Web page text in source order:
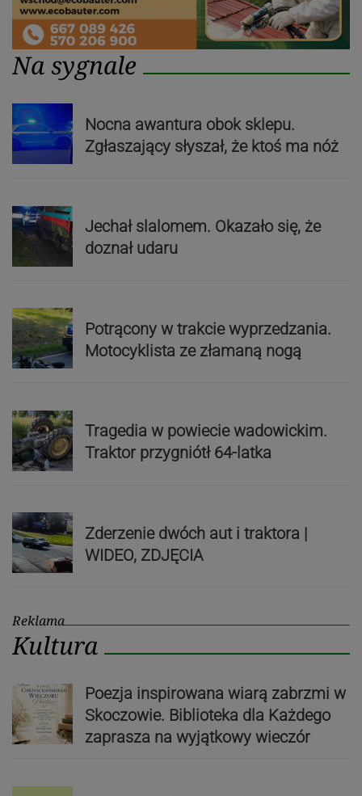
Na sygnale
Nocna awantura obok sklepu.
Zgłaszający słyszał, że ktoś ma nóż
Jechał slalomem. Okazało się, że
doznał udaru
Potrącony w trakcie wyprzedzania.
Motocyklista ze złamaną nogą
Tragedia w powiecie wadowickim.
Traktor przygniótł 64-latka
Zderzenie dwóch aut i traktora |
WIDEO, ZDJĘCIA
Reklama
Kultura
Poezja inspirowana wiarą zabrzmi w
Skoczowie. Biblioteka dla Każdego
zaprasza na wyjątkowy wieczór